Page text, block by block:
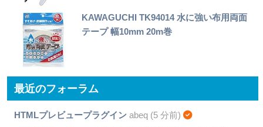
KAWAGUCHI TK94014 水に強い布用両面
テープ 幅10mm 20m巻
最近のフォーラム
HTMLプレビュープラグインabeq (5 分前)